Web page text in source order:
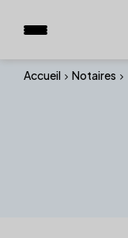
Accueil Notaires